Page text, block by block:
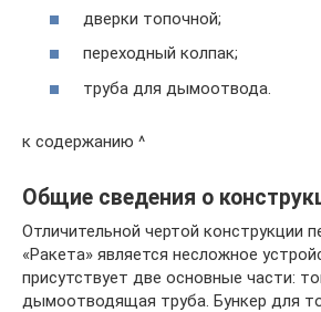
дверки топочной;
переходный колпак;
труба для дымоотвода.
к содержанию ^
Общие сведения о
Отличительной чертой конструкции
«Ракета» является несложное
присутствует две основные части:
дымоотводящая труба. Бункер для